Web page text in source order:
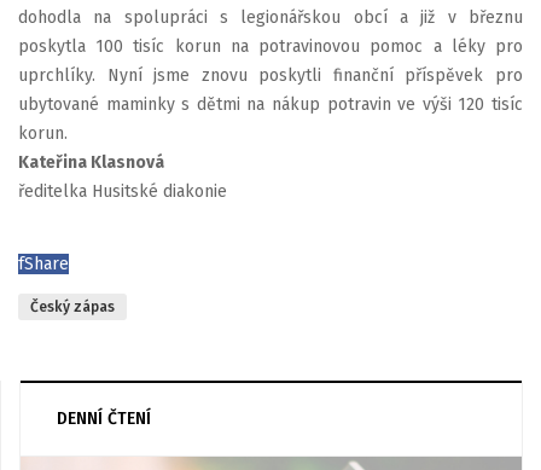
dohodla na spolupráci s legionářskou obcí a již v březnu
poskytla 100 tisíc korun na potravinovou pomoc a léky pro
uprchlíky. Nyní jsme znovu poskytli finanční příspěvek pro
ubytované maminky s dětmi na nákup potravin ve výši 120 tisíc
korun.
Kateřina Klasnová
ředitelka Husitské diakonie
fShare
Český zápas
DENNÍ ČTENÍ